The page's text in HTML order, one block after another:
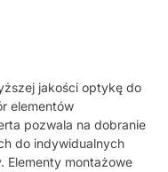
jakości optykę do
elementów
pozwala na dobranie
do indywidualnych
Elementy montażowe